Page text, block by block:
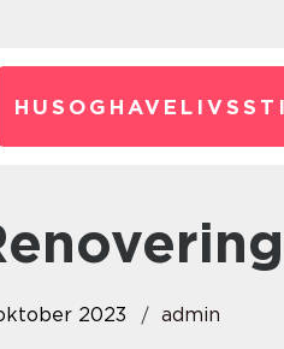
2023 admin